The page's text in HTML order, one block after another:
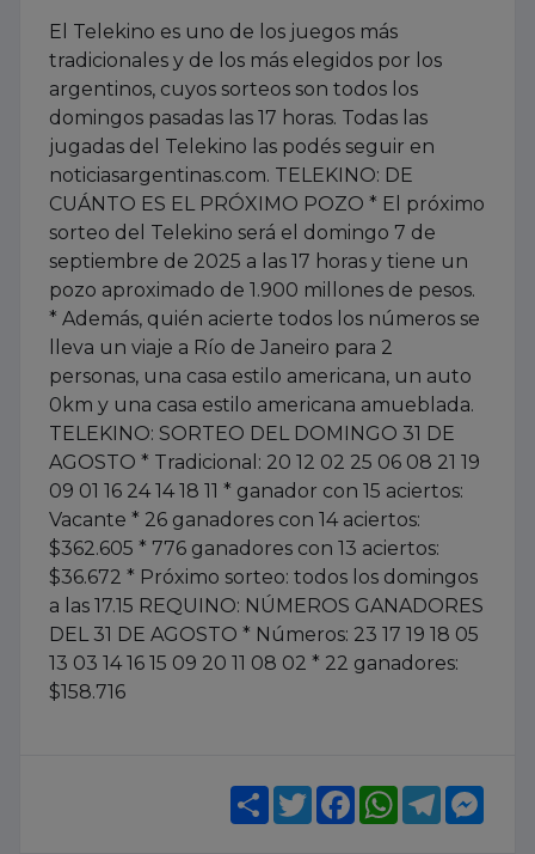
El Telekino es uno de los juegos más
tradicionales y de los más elegidos por los
argentinos, cuyos sorteos son todos los
domingos pasadas las 17 horas. Todas las
jugadas del Telekino las podés seguir en
noticiasargentinas.com. TELEKINO: DE
CUÁNTO ES EL PRÓXIMO POZO * El próximo
sorteo del Telekino será el domingo 7 de
septiembre de 2025 a las 17 horas y tiene un
pozo aproximado de 1.900 millones de pesos.
* Además, quién acierte todos los números se
lleva un viaje a Río de Janeiro para 2
personas, una casa estilo americana, un auto
0km y una casa estilo americana amueblada.
TELEKINO: SORTEO DEL DOMINGO 31 DE
AGOSTO * Tradicional: 20 12 02 25 06 08 21 19
09 01 16 24 14 18 11 * ganador con 15 aciertos:
Vacante * 26 ganadores con 14 aciertos:
$362.605 * 776 ganadores con 13 aciertos:
$36.672 * Próximo sorteo: todos los domingos
a las 17.15 REQUINO: NÚMEROS GANADORES
DEL 31 DE AGOSTO * Números: 23 17 19 18 05
13 03 14 16 15 09 20 11 08 02 * 22 ganadores:
$158.716
ShareTwitterFacebook
WhatsApp
Telegram